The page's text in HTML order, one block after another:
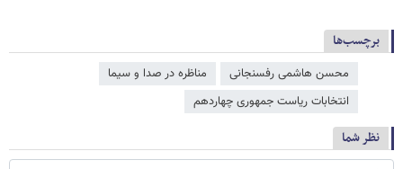
برچسب‌ها
محسن هاشمی رفسنجانی
مناظره در صدا و سیما
انتخابات ریاست جمهوری چهاردهم
نظر شما